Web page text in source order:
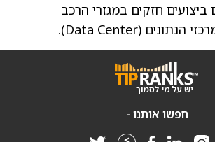
חזקים במגזרי הרכב
חפשו אותנו -